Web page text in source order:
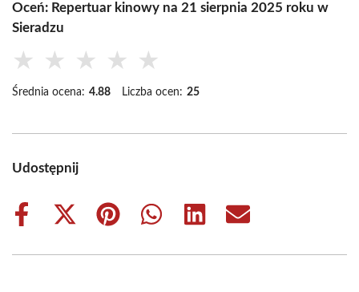
Oceń: Repertuar kinowy na 21 sierpnia 2025 roku w
Sieradzu
★ ★ ★ ★ ★
Średnia ocena: 4.88 Liczba ocen: 25
Udostępnij
Share
Share
(Twitter)
Share
Share
Share
Share